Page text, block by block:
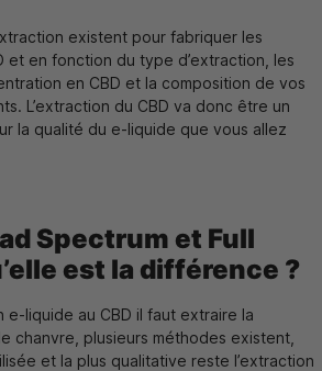
existent pour fabriquer les
et en fonction du type d’extraction, les
en CBD et la composition de vos
L’extraction du CBD va donc être un
la qualité du e-liquide que vous allez
Spectrum et Full
est la différence ?
e-liquide au CBD il faut extraire la
chanvre, plusieurs méthodes existent,
et la plus qualitative reste l’extraction